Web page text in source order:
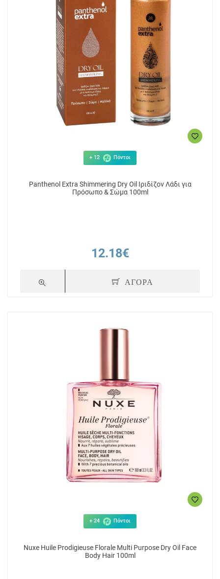
+ 12 Πόντοι
Panthenol Extra Shimmering Dry Oil Ιριδίζον Λάδι για
Πρόσωπο & Σώμα 100ml
12.18€
ΑΓΟΡΑ
+ 24 Πόντοι
Nuxe Huile Prodigieuse Florale Multi Purpose Dry Oil Face
Body Hair 100ml